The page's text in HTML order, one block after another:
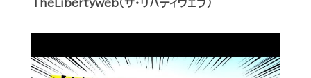
TheLibertyweb（ザ・リバティウェブ）